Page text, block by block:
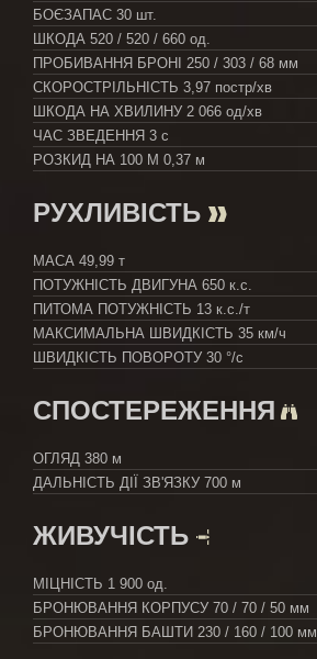
БОЄЗАПАС 30 шт.
ШКОДА 520 / 520 / 660 од.
ПРОБИВАННЯ БРОНІ 250 / 303 / 68 мм
СКОРОСТРІЛЬНІСТЬ 3,97 постр/хв
ШКОДА НА ХВИЛИНУ 2 066 од/хв
ЧАС ЗВЕДЕННЯ 3 с
РОЗКИД НА 100 М 0,37 м
РУХЛИВІСТЬ
МАСА 49,99 т
ПОТУЖНІСТЬ ДВИГУНА 650 к.с.
ПИТОМА ПОТУЖНІСТЬ 13 к.с./т
МАКСИМАЛЬНА ШВИДКІСТЬ 35 км/ч
ШВИДКІСТЬ ПОВОРОТУ 30 °/с
СПОСТЕРЕЖЕННЯ
ОГЛЯД 380 м
ДАЛЬНІСТЬ ДІЇ ЗВ'ЯЗКУ 700 м
ЖИВУЧІСТЬ
МІЦНІСТЬ 1 900 од.
БРОНЮВАННЯ КОРПУСУ 70 / 70 / 50 мм
БРОНЮВАННЯ БАШТИ 230 / 160 / 100 мм